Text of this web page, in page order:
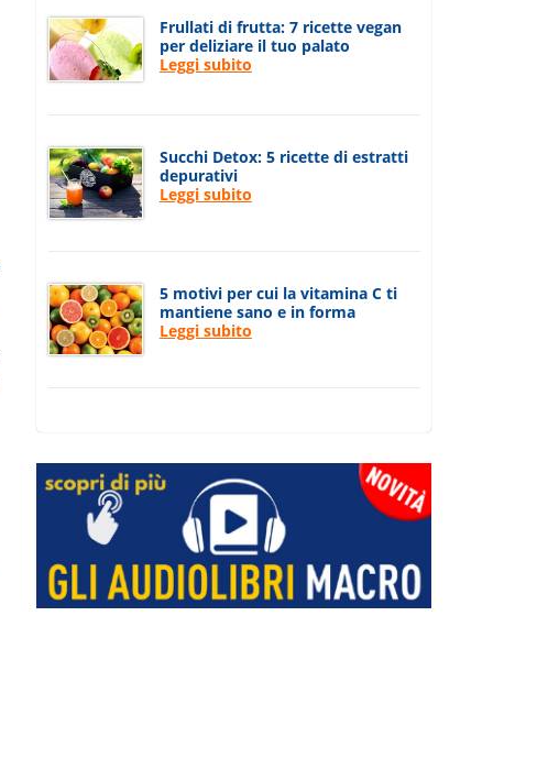
Frullati di frutta: 7 ricette vegan
per deliziare il tuo palato
Leggi subito
Succhi Detox: 5 ricette di estratti
depurativi
Leggi subito
5 motivi per cui la vitamina C ti
mantiene sano e in forma
Leggi subito